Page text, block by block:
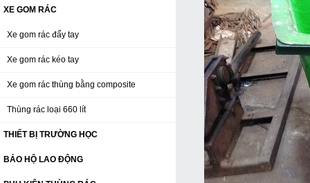
XE GOM RÁC
Xe gom rác đẩy tay
Xe gom rác kéo tay
Xe gom rác thùng bằng composite
Thùng rác loại 660 lít
THIẾT BỊ TRƯỜNG HỌC
BẢO HỘ LAO ĐỘNG